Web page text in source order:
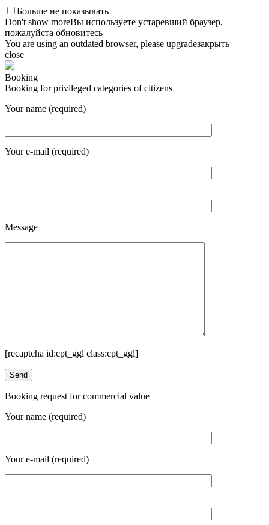
Больше не показывать
Don't show moreВы используете устаревший браузер,
пожалуйста обновитесь
You are using an outdated browser, please upgradeзакрыть
close
Booking
Booking for privileged categories of citizens
Your name (required)
Your e-mail (required)
Message
[recaptcha id:cpt_ggl class:cpt_ggl]
Booking request for commercial value
Your name (required)
Your e-mail (required)